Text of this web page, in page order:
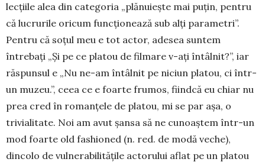
lecţiile alea din categoria „plă­nuieşte mai puţin, pentru
că lucrurile oricum funcţionează sub alţi para­metri”.
Pentru că soţul meu e tot actor, adesea suntem
întrebaţi „Şi pe ce pla­tou de filmare v-aţi întâlnit?”, iar
răs­punsul e „Nu ne-am întâlnit pe niciun platou, ci într-
un mu­zeu.”, ceea ce e foar­te frumos, fiindcă eu chiar nu
prea cred în roman­ţele de platou, mi se par aşa, o
trivialitate. Noi am avut şansa să ne cunoaştem într-un
mod foarte old fashioned (n. red. de modă veche),
dincolo de vul­nerabilităţile actorului aflat pe un platou